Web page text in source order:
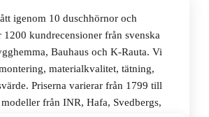
igenom 10 duschhörnor och
1200 kundrecensioner från svenska
Bauhaus och K-Rauta. Vi
materialkvalitet, tätning,
Priserna varierar från 1799 till
från INR, Hafa, Svedbergs,